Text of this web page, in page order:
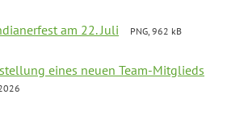
am 22. Juli
PNG, 962 kB
eines neuen Team-Mitglieds